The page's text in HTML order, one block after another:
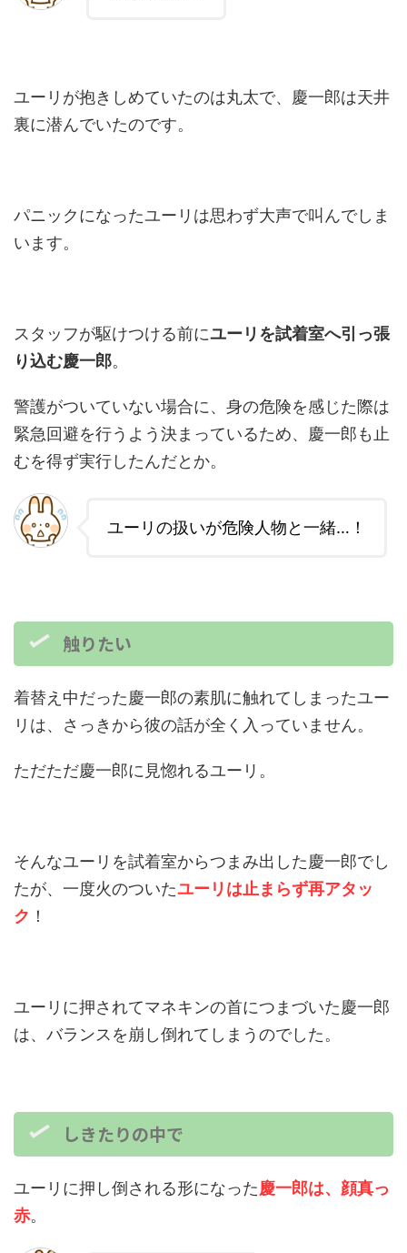
ユーリが抱きしめていたのは丸太で、慶一郎は天井
裏に潜んでいたのです。
パニックになったユーリは思わず大声で叫んでしま
います。
スタッフが駆けつける前にユーリを試着室へ引っ張
り込む慶一郎。
警護がついていない場合に、身の危険を感じた際は
緊急回避を行うよう決まっているため、慶一郎も止
むを得ず実行したんだとか。
ユーリの扱いが危険人物と一緒…！
触りたい
着替え中だった慶一郎の素肌に触れてしまったユー
リは、さっきから彼の話が全く入っていません。
ただただ慶一郎に見惚れるユーリ。
そんなユーリを試着室からつまみ出した慶一郎でし
たが、一度火のついたユーリは止まらず再アタッ
ク ！
ユーリに押されてマネキンの首につまづいた慶一郎
は、バランスを崩し倒れてしまうのでした。
しきたりの中で
ユーリに押し倒される形になった慶一郎は、顔真っ
赤。